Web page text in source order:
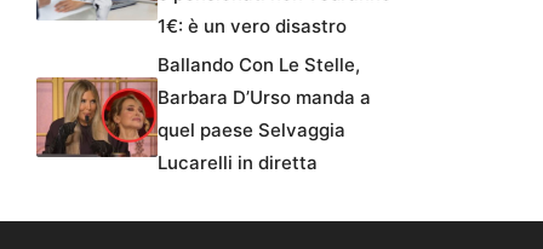
1€: è un vero disastro
Ballando Con Le Stelle,
Barbara D’Urso manda a
quel paese Selvaggia
Lucarelli in diretta